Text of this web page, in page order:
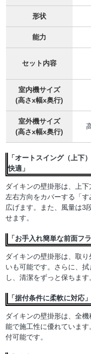
形状
能力
セット内容
室内機サイズ
(高さx幅x奥行)
室外機サイズ
(高さx幅x奥行)
「オートスイング（上下
快適」
ダイキンの壁掛形は、上
左右方向をカバーする「
広げます。また、風量は3
せます。
「お手入れ簡単な前面フ
ダイキンの壁掛形は、取
いも可能です。さらに、
し、清潔をずっと保ちます
「据付条件に柔軟に対応」
ダイキンの壁掛形は、全
能で施工性に優れていま
付可能です。